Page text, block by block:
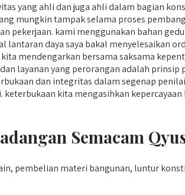
yang ahli dan juga ahli dalam bagian
mungkin tampak selama proses
pekerjaan. kami menggunakan bahan
daya saya bakal menyelesaikan
mendengarkan bersama saksama
layanan yang perorangan adalah
dan integritas dalam segenap
kita mengasihkan
Semacam
pembelian materi bangunan, luntur